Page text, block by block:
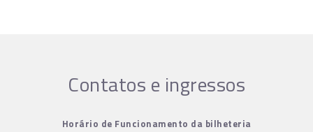
Contatos e ingressos
Horário de Funcionamento da bilheteria